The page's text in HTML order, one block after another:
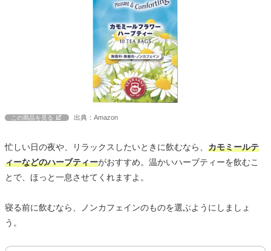
この商品を見る 出典：Amazon
忙しい日の夜や、リラックスしたいときに飲むなら、 カモミールテ
ィーなどのハーブティーがおすすめ。温かいハーブティーを飲むこ
とで、ほっと一息させてくれますよ。
寝る前に飲むなら、ノンカフェインのものを選ぶようにしましょ
う。